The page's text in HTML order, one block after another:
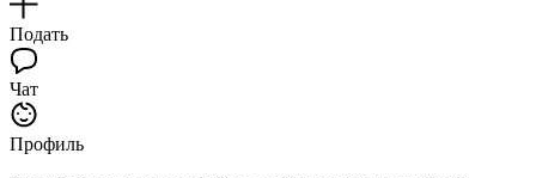
Подать
Чат
Профиль